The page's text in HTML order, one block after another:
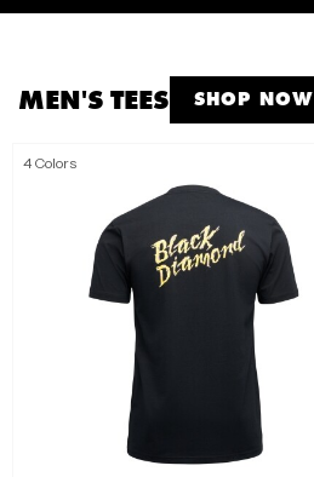
MEN'S TEES SHOP NOW
4 Colors